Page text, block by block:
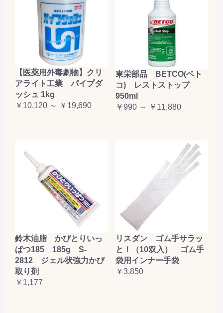
【医薬用外毒劇物】クリ
アライト工業 パイプダ
ッシュ 1kg
￥10,120 ～ ￥19,690
東栄部品 BETCO(ベト
コ) レストストップ
950ml
￥990 ～ ￥11,880
鈴木油脂 かびとりいっ
ぱつ185 185g S-
2812 ジェル状強力かび
取り剤
￥1,177
リスダン ゴム手サラッ
と！（10双入） ゴム手
袋用インナー手袋
￥3,850